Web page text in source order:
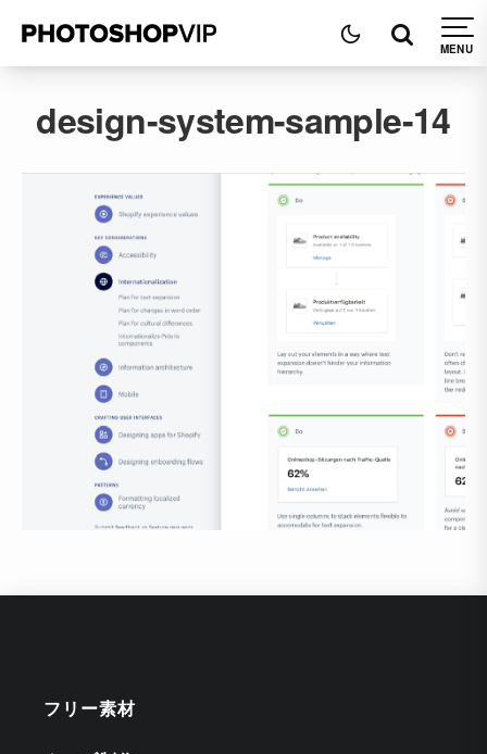
design-system-sample-14
フリー素材